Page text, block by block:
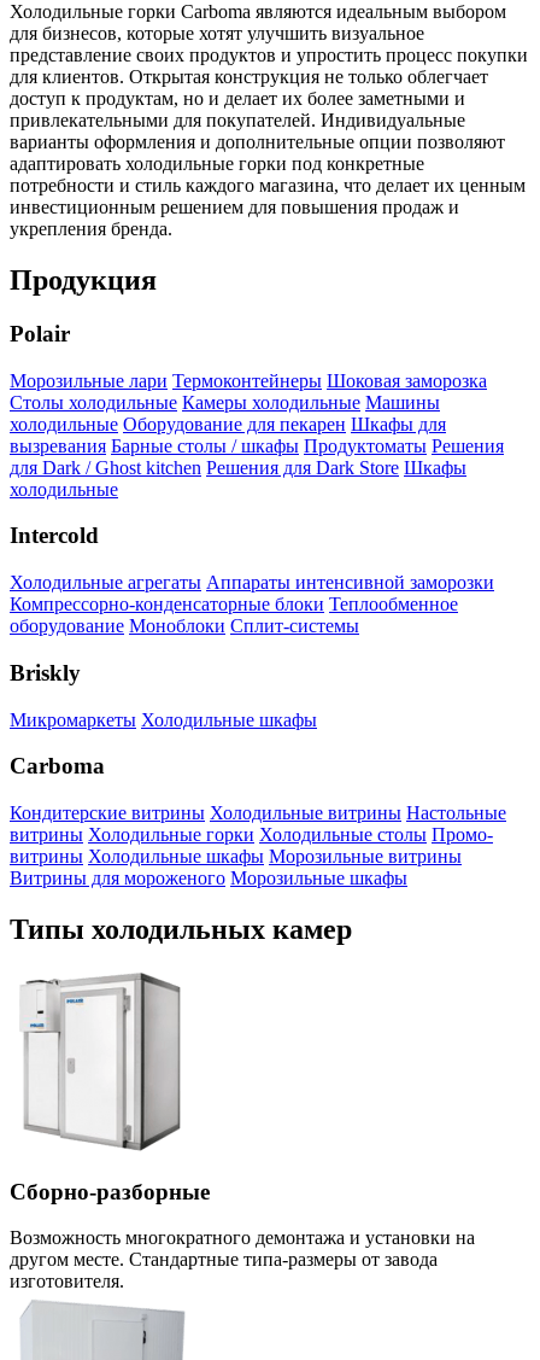
Холодильные горки Carboma являются идеальным выбором
для бизнесов, которые хотят улучшить визуальное
представление своих продуктов и упростить процесс покупки
для клиентов. Открытая конструкция не только облегчает
доступ к продуктам, но и делает их более заметными и
привлекательными для покупателей. Индивидуальные
варианты оформления и дополнительные опции позволяют
адаптировать холодильные горки под конкретные
потребности и стиль каждого магазина, что делает их ценным
инвестиционным решением для повышения продаж и
укрепления бренда.
Продукция
Polair
Морозильные лари Термоконтейнеры Шоковая заморозка
Столы холодильные Камеры холодильные Машины
холодильные Оборудование для пекарен Шкафы для
вызревания Барные столы / шкафы Продуктоматы Решения
для Dark / Ghost kitchen Решения для Dark Store Шкафы
холодильные
Intercold
Холодильные агрегаты Аппараты интенсивной заморозки
Компрессорно-конденсаторные блоки Теплообменное
оборудование Моноблоки Сплит-системы
Briskly
Микромаркеты Холодильные шкафы
Carboma
Кондитерские витрины Холодильные витрины Настольные
витрины Холодильные горки Холодильные столы Промо-
витрины Холодильные шкафы Морозильные витрины
Витрины для мороженого Mорозильные шкафы
Типы холодильных камер
Сборно-разборные
Возможность многократного демонтажа и установки на
другом месте. Стандартные типа-размеры от завода
изготовителя.